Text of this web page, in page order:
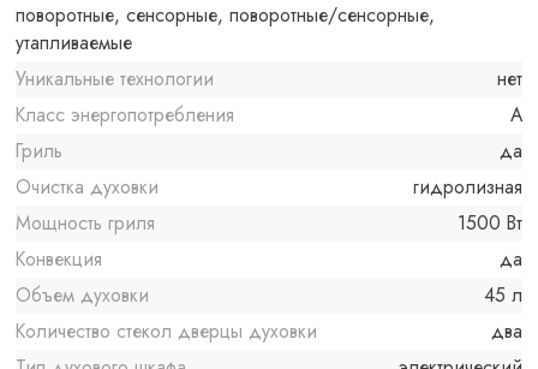
поворотные, сенсорные, поворотные/сенсорные,
утапливаемые
Уникальные технологии
нет
Класс энергопотребления
A
Гриль
да
Очистка духовки
гидролизная
Мощность гриля
1500 Вт
Конвекция
да
Объем духовки
45 л
Количество стекол дверцы духовки
два